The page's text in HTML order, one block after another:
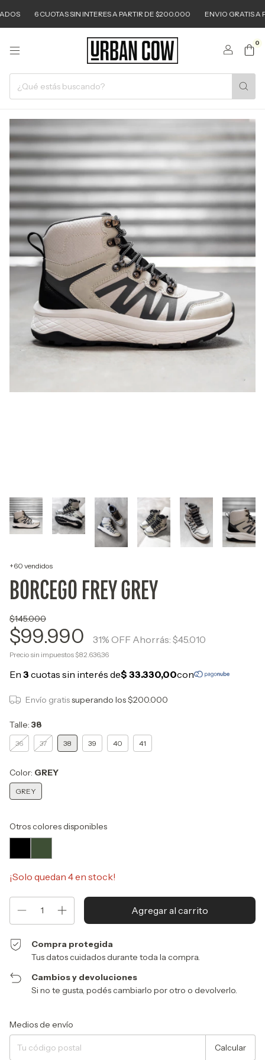
6 CUOTAS SIN INTERES A PARTIR DE $200.000 ENVIO GRATIS A
0
+60 vendidos
BORCEGO FREY GREY
$145.000
$99.990 31% OFF Ahorrás: $45.010
Precio sin impuestos $82.636,36
Envío gratissuperando los$200.000
Talle: 38
36 37 38 39 40 41
Color: GREY
GREY
Otros colores disponibles
¡Solo quedan 4en stock!
Compra protegida
Tus datos cuidados durante toda la compra.
Cambios y devoluciones
Si no te gusta, podés cambiarlo por otro o devolverlo.
Entregas para el CP:
Medios de envío
Calcular